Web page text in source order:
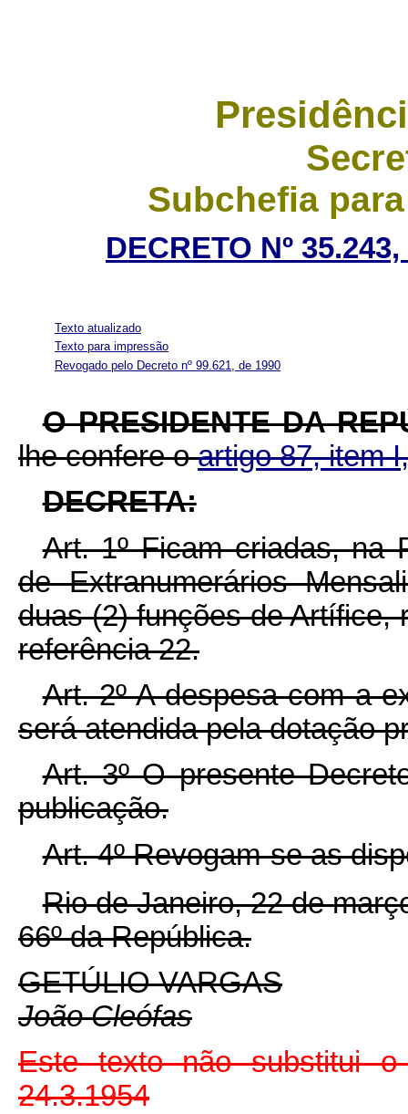
Subchefia
DECRETO Nº
Texto atualizado
Texto para impressão
Revogado pelo Decreto nº 99.621, de 1990
O PRESIDENTE DA
lhe confere oartigo 87, item
DECRETA:
Art. 1º Ficam criadas, na
de Extranumerários
duas (2) funções de Artífice,
referência 22.
Art. 2º A despesa com a
será atendida pela dotação
Art. 3º O presente
publicação.
Art. 4º Revogam-se as
Rio de Janeiro, 22 de
66º da República.
GETÚLIO VARGAS
João Cleófas
Este texto não substitui
24.3.1954